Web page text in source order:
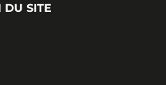
DU SITE